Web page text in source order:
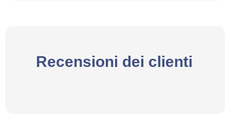
Recensioni dei clienti